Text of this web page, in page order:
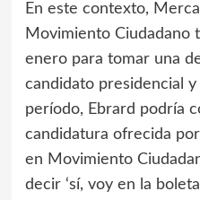
En este contexto,
Movimiento Ciudadano
enero para tomar una
candidato presidencial
período, Ebrard podría
candidatura ofrecida
en Movimiento
decir ‘sí, voy en la